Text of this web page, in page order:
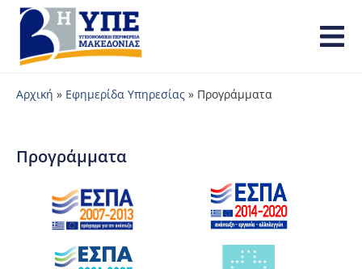
Αρχική » Εφημερίδα Υπηρεσίας » Προγράμματα
Προγράμματα